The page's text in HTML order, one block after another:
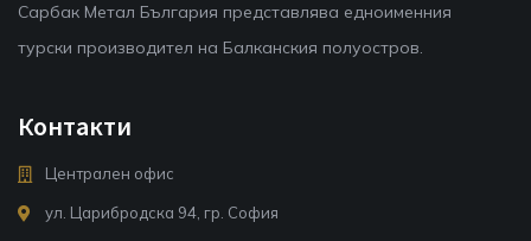
Сарбак Метал България представлява едноименния
турски производител на Балканския полуостров.
Контакти
Централен офис
ул. Царибродска 94, гр. София